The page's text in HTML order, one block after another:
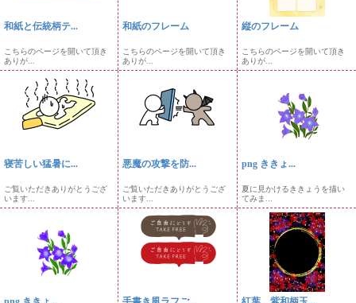
和紙と伝統柄テ...
こちらのページを開いて頂き
ありが...
和紙のフレーム
こちらのページを開いて頂き
ありが...
縦のフレーム
こちらのページを開いて頂き
ありが...
寝苦しい猛暑に...
ご覧いただきありがとうござ
います...
悪魔の攻撃を防...
ご覧いただきありがとうござ
います...
png ききょ...
夏に見かけるききょうを描い
てみま...